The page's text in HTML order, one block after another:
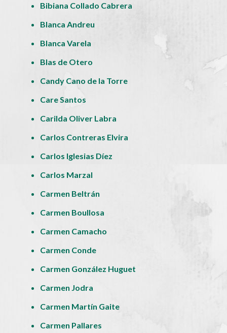
Bibiana Collado Cabrera
Blanca Andreu
Blanca Varela
Blas de Otero
Candy Cano de la Torre
Care Santos
Carilda Oliver Labra
Carlos Contreras Elvira
Carlos Iglesias Díez
Carlos Marzal
Carmen Beltrán
Carmen Boullosa
Carmen Camacho
Carmen Conde
Carmen González Huguet
Carmen Jodra
Carmen Martín Gaite
Carmen Pallares